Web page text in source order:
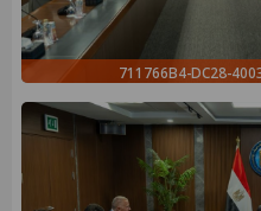
711766B4-DC28-